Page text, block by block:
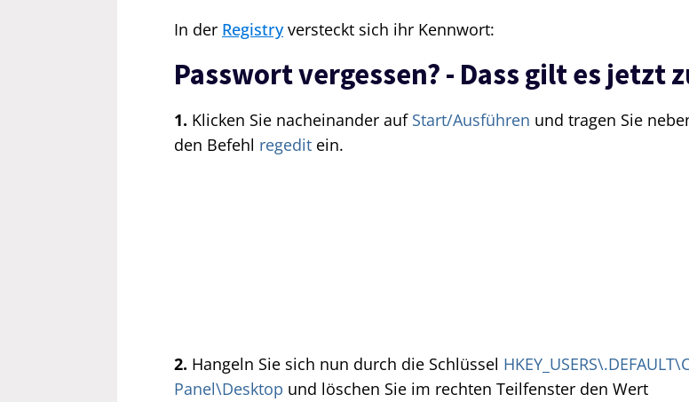
In der Registryversteckt sich ihr Kennwort:
Passwort vergessen? - Dass gilt es jetzt
1. Klicken Sie nacheinander auf Start/Ausführen und tragen Sie
den Befehl regedit ein.
2. Hangeln Sie sich nun durch die Schlüssel
Panel\Desktop und löschen Sie im rechten Teilfenster den Wert